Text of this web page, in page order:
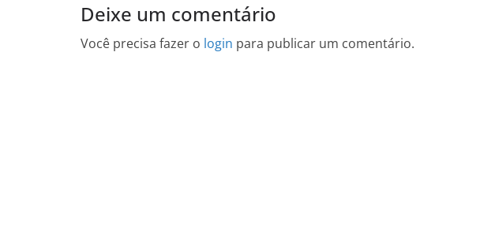
Deixe um comentário
Você precisa fazer o login para publicar um comentário.